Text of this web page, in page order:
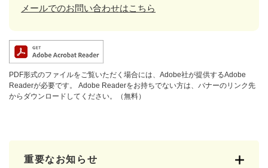
メールでのお問い合わせはこちら
PDF形式のファイルをご覧いただく場合には、Adobe社が提供するAdobe
Readerが必要です。
Adobe Readerをお持ちでない方は、バナーのリンク先
からダウンロードしてください。（無料）
重要なお知らせ